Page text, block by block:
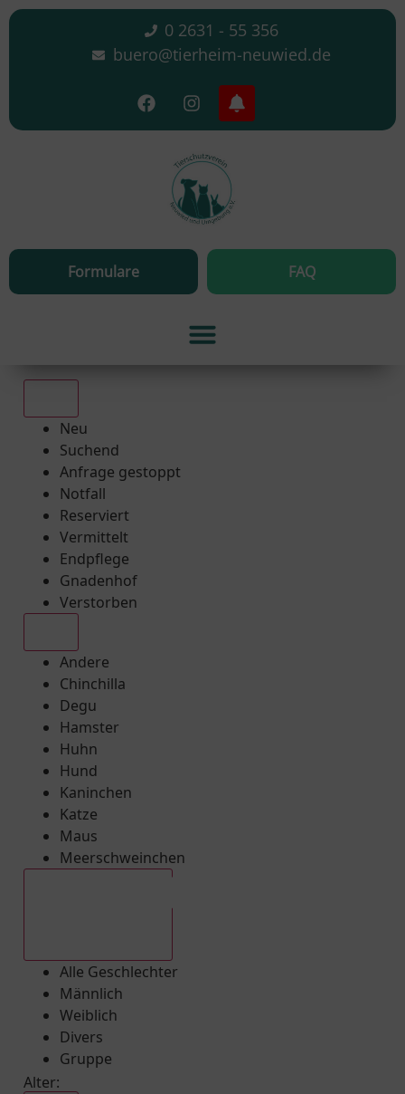
0 2631 - 55 356
buero@tierheim-neuwied.de
Formulare FAQ
Neu
Suchend
Anfrage gestoppt
Notfall
Reserviert
Vermittelt
Endpflege
Gnadenhof
Verstorben
Andere
Chinchilla
Degu
Hamster
Huhn
Hund
Kaninchen
Katze
Maus
Meerschweinchen
Alle Geschlechter
Männlich
Weiblich
Divers
Gruppe
Alter: